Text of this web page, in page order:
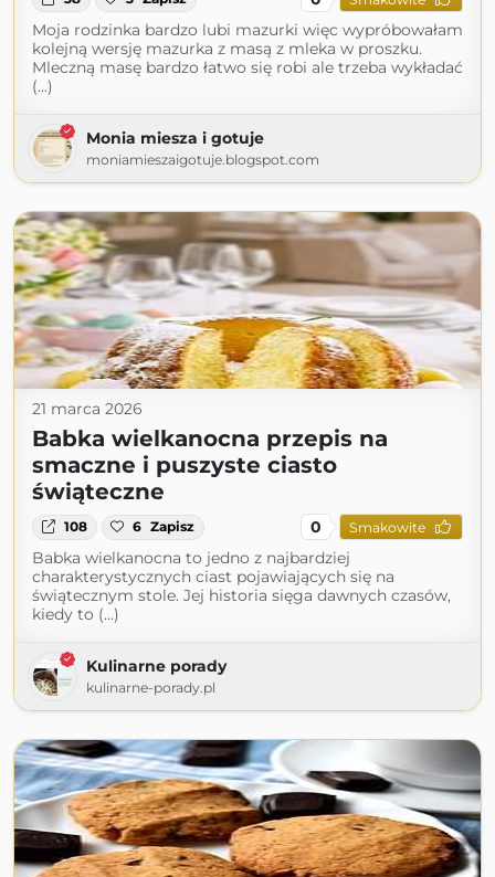
Moja rodzinka bardzo lubi mazurki więc wypróbowałam
kolejną wersję mazurka z masą z mleka w proszku.
Mleczną masę bardzo łatwo się robi ale trzeba wykładać
(...)
Monia miesza i gotuje
moniamieszaigotuje.blogspot.com
21 marca 2026
Babka wielkanocna przepis na
smaczne i puszyste ciasto
świąteczne
108 6 Zapisz 0 Smakowite
Babka wielkanocna to jedno z najbardziej
charakterystycznych ciast pojawiających się na
świątecznym stole. Jej historia sięga dawnych czasów,
kiedy to (...)
Kulinarne porady
kulinarne-porady.pl